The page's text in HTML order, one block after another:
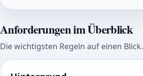
Anforderungen im Überblick
Die wichtigsten Regeln auf einen Blick.